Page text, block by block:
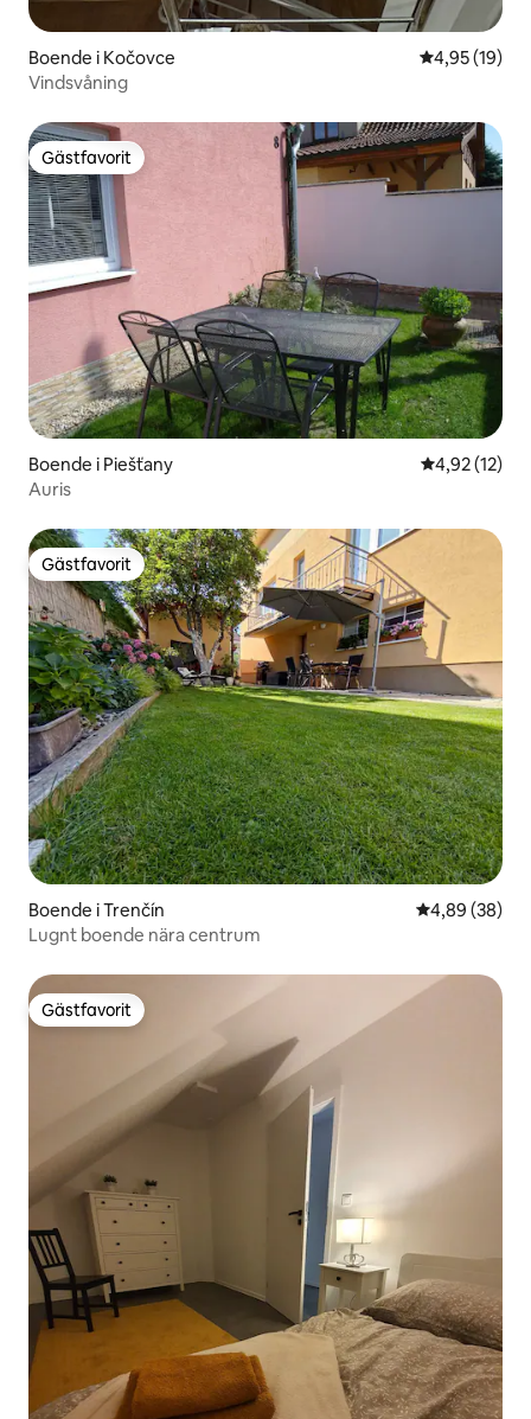
Boende i Kočovce 4,95 av 5 i
4,95 (19)
Vindsvåning
Gästfavorit
Gästfavorit
Boende i Piešťany 4,92 av 5 i
4,92 (12)
Auris
Gästfavorit
Gästfavorit
Boende i Trenčín 4,89 av 5 i
4,89 (38)
Lugnt boende nära centrum
Gästfavorit
Gästfavorit